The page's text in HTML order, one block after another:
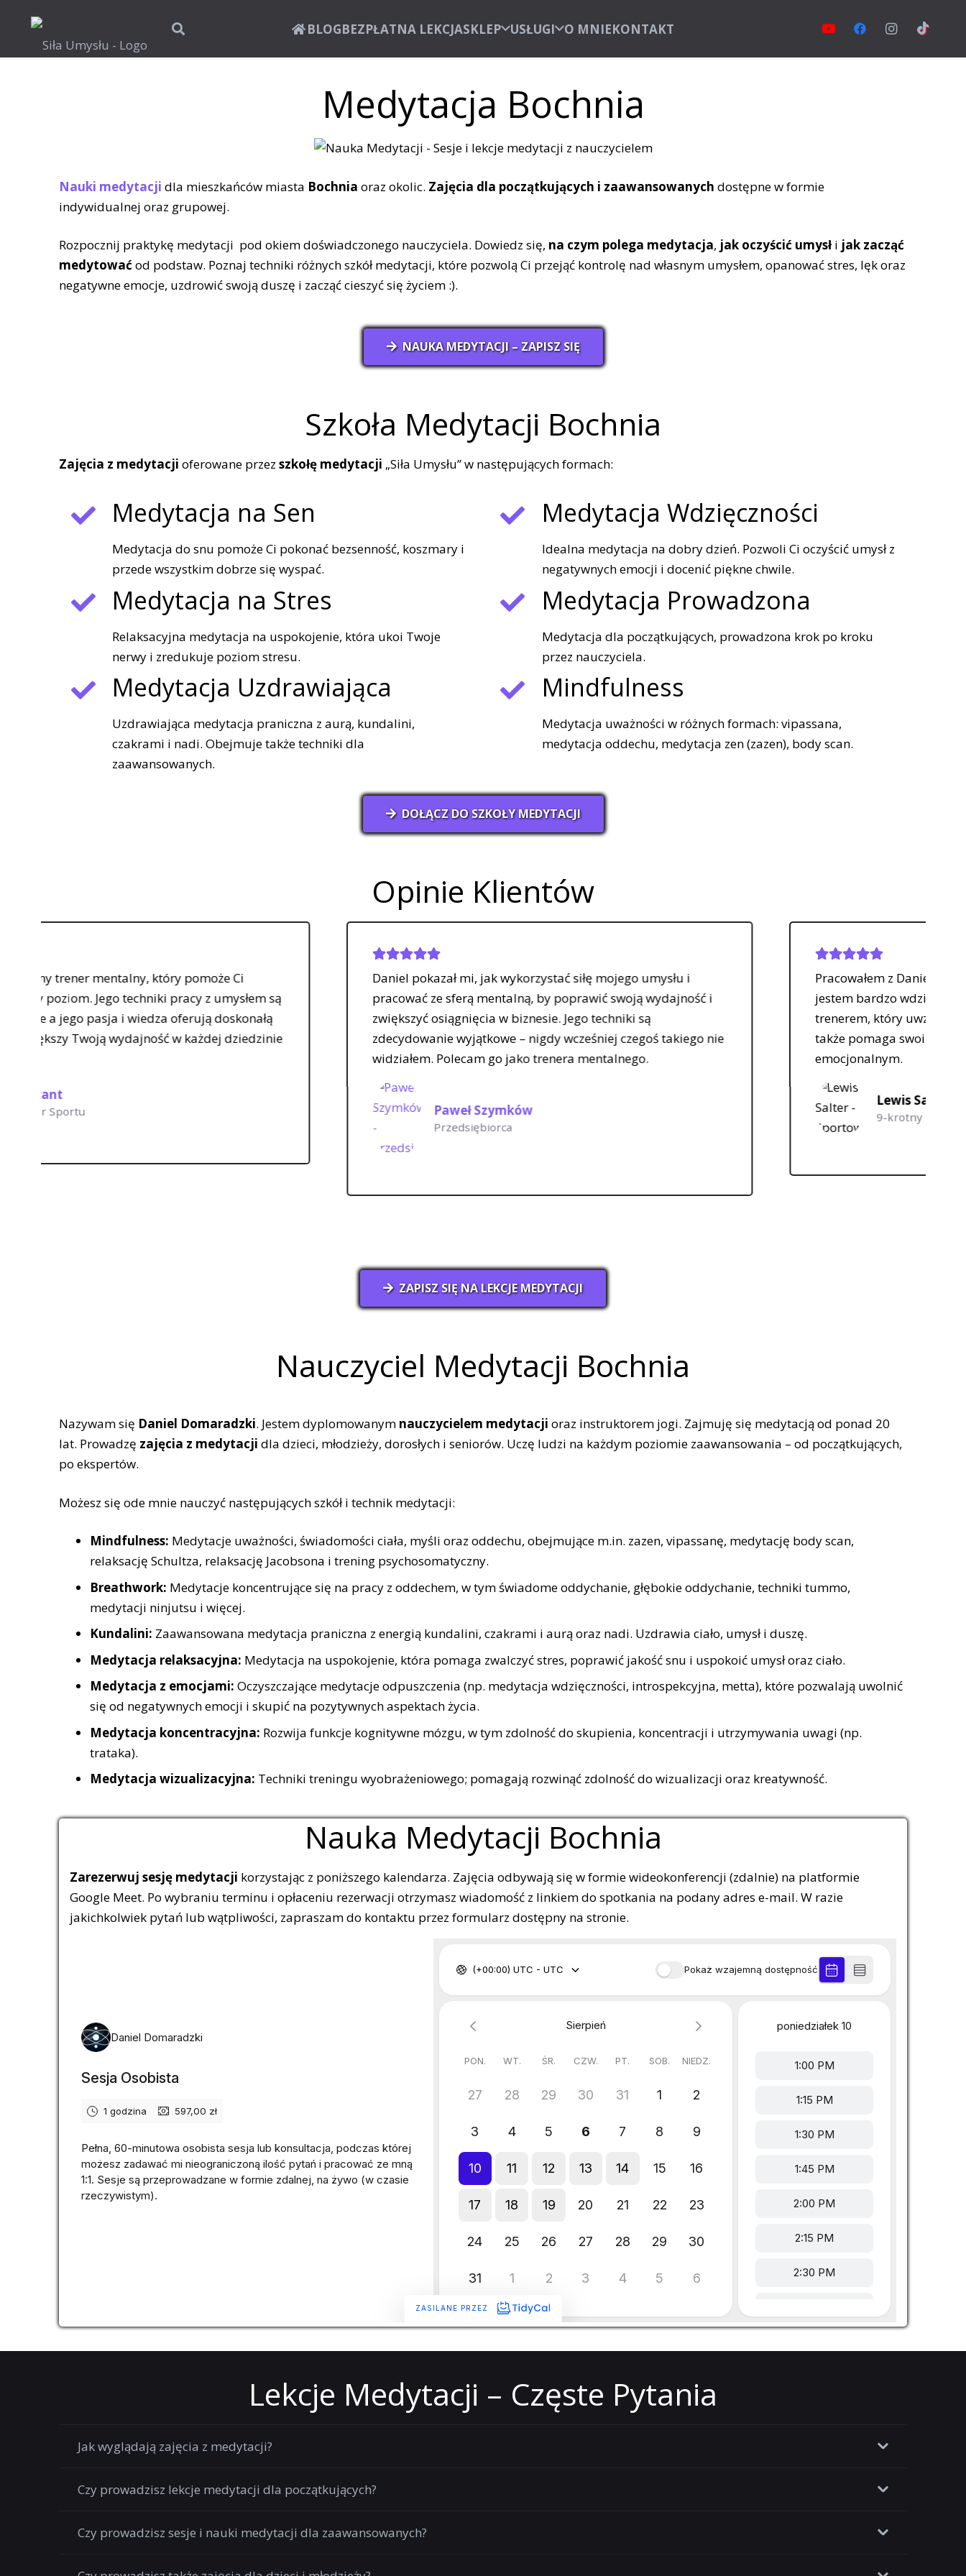
BLOGBEZPŁATNA LEKCJASKLEP USŁUGI O MNIEKONTAKT
Medytacja Bochnia
Nauki medytacji dla mieszkańców miasta Bochnia oraz okolic. Zajęcia dla początkujących i zaawansowanych dostępne w formie
indywidualnej oraz grupowej.
Rozpocznij praktykę medytacji pod okiem doświadczonego nauczyciela. Dowiedz się, na czym polega medytacja, jak oczyścić umysłi jak zacząć
medytować od podstaw. Poznaj techniki różnych szkół medytacji, które pozwolą Ci przejąć kontrolę nad własnym umysłem, opanować stres, lęk oraz
negatywne emocje, uzdrowić swoją duszę i zacząć cieszyć się życiem :).
NAUKA MEDYTACJI – ZAPISZ SIĘ
Szkoła Medytacji Bochnia
Zajęcia z medytacji oferowane przez szkołę medytacji „Siła Umysłu” w następujących formach:
Medytacja na Sen
Medytacja do snu pomoże Ci pokonać bezsenność, koszmary i
przede wszystkim dobrze się wyspać.
Medytacja na Stres
Relaksacyjna medytacja na uspokojenie, która ukoi Twoje
nerwy i zredukuje poziom stresu.
Medytacja Uzdrawiająca
Uzdrawiająca medytacja praniczna z aurą, kundalini,
czakrami i nadi. Obejmuje także techniki dla
zaawansowanych.
Medytacja Wdzięczności
Idealna medytacja na dobry dzień. Pozwoli Ci oczyścić umysł z
negatywnych emocji i docenić piękne chwile.
Medytacja Prowadzona
Medytacja dla początkujących, prowadzona krok po kroku
przez nauczyciela.
Mindfulness
Medytacja uważności w różnych formach: vipassana,
medytacja oddechu, medytacja zen (zazen), body scan.
DOŁĄCZ DO SZKOŁY MEDYTACJI
Opinie Klientów
są
dziedzinie
Daniel pokazał mi, jak wykorzystać siłę mojego umysłu i
pracować ze sferą mentalną, by poprawić swoją wydajność i
zwiększyć osiągnięcia w biznesie. Jego techniki są
zdecydowanie wyjątkowe – nigdy wcześniej czegoś takiego nie
widziałem. Polecam go jako trenera mentalnego.
Pracowałem z Danielem przez 6 miesięcy. Jako sportowiec
jestem bardzo wdzięczny za możliwość współpracy z
trenerem, który uwzględnia nie tylko codzienne życie, ale
także pomaga swoim klientom na poziomie mentalnym i
emocjonalnym.
ZAPISZ SIĘ NA LEKCJE MEDYTACJI
Nauczyciel Medytacji Bochnia
Nazywam się Daniel Domaradzki. Jestem dyplomowanym nauczycielem medytacji oraz instruktorem jogi. Zajmuję się medytacją od ponad 20
lat. Prowadzę zajęcia z medytacji dla dzieci, młodzieży, dorosłych i seniorów. Uczę ludzi na każdym poziomie zaawansowania – od początkujących,
po ekspertów.
Możesz się ode mnie nauczyć następujących szkół i technik medytacji:
Mindfulness: Medytacje uważności, świadomości ciała, myśli oraz oddechu, obejmujące m.in. zazen, vipassanę, medytację body scan,
relaksację Schultza, relaksację Jacobsona i trening psychosomatyczny.
Breathwork: Medytacje koncentrujące się na pracy z oddechem, w tym świadome oddychanie, głębokie oddychanie, techniki tummo,
medytacji ninjutsu i więcej.
Kundalini: Zaawansowana medytacja praniczna z energią kundalini, czakrami i aurą oraz nadi. Uzdrawia ciało, umysł i duszę.
Medytacja relaksacyjna: Medytacja na uspokojenie, która pomaga zwalczyć stres, poprawić jakość snu i uspokoić umysł oraz ciało.
Medytacja z emocjami: Oczyszczające medytacje odpuszczenia (np. medytacja wdzięczności, introspekcyjna, metta), które pozwalają uwolnić
się od negatywnych emocji i skupić na pozytywnych aspektach życia.
Medytacja koncentracyjna: Rozwija funkcje kognitywne mózgu, w tym zdolność do skupienia, koncentracji i utrzymywania uwagi (np.
trataka).
Medytacja wizualizacyjna: Techniki treningu wyobrażeniowego; pomagają rozwinąć zdolność do wizualizacji oraz kreatywność.
Nauka Medytacji Bochnia
Zarezerwuj sesję medytacji korzystając z poniższego kalendarza. Zajęcia odbywają się w formie wideokonferencji (zdalnie) na platformie
Google Meet. Po wybraniu terminu i opłaceniu rezerwacji otrzymasz wiadomość z linkiem do spotkania na podany adres e-mail. W razie
jakichkolwiek pytań lub wątpliwości, zapraszam do kontaktu przez formularz dostępny na stronie.
Lekcje Medytacji – Częste Pytania
Jak wyglądają zajęcia z medytacji?
Czy prowadzisz lekcje medytacji dla początkujących?
Czy prowadzisz sesje i nauki medytacji dla zaawansowanych?